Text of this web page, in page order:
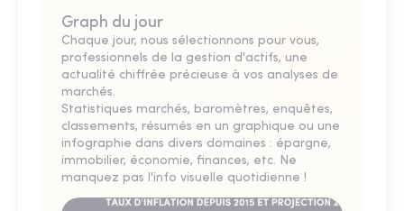
Graph du jour
Chaque jour, nous sélectionnons pour vous,
professionnels de la gestion d'actifs, une
actualité chiffrée précieuse à vos analyses de
marchés.
Statistiques marchés, baromètres, enquêtes,
classements, résumés en un graphique ou une
infographie dans divers domaines : épargne,
immobilier, économie, finances, etc. Ne
manquez pas l'info visuelle quotidienne !